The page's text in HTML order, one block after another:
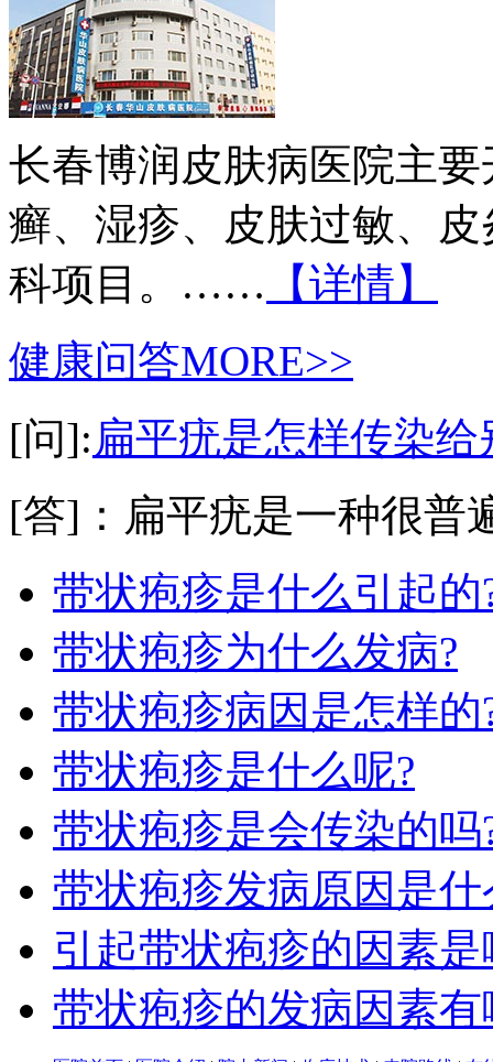
长春博润皮肤病医院主
癣、湿疹、皮肤过敏、
科项目。…… 【详情】
健康问答MORE>>
[问]:扁平疣是怎样传染给
[答]：扁平疣是一种很普
带状疱疹是什么引起的
带状疱疹为什么发病?
带状疱疹病因是怎样的
带状疱疹是什么呢?
带状疱疹是会传染的吗
带状疱疹发病原因是什
引起带状疱疹的因素是
带状疱疹的发病因素有